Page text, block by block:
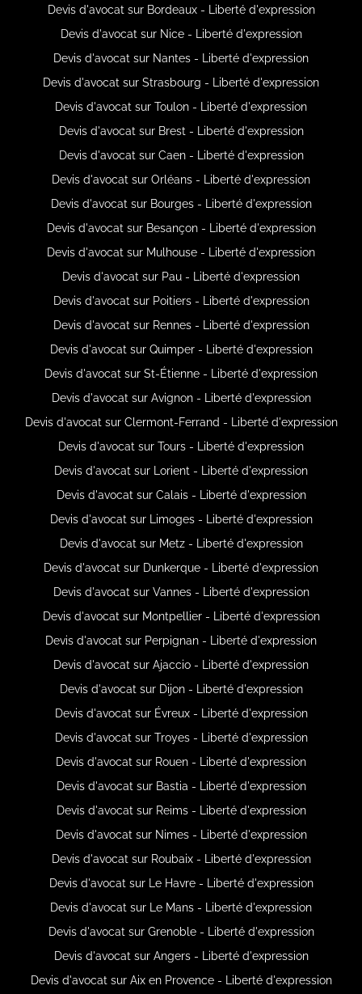
Devis d'avocat sur Bordeaux - Liberté d'expression
Devis d'avocat sur Nice - Liberté d'expression
Devis d'avocat sur Nantes - Liberté d'expression
Devis d'avocat sur Strasbourg - Liberté d'expression
Devis d'avocat sur Toulon - Liberté d'expression
Devis d'avocat sur Brest - Liberté d'expression
Devis d'avocat sur Caen - Liberté d'expression
Devis d'avocat sur Orléans - Liberté d'expression
Devis d'avocat sur Bourges - Liberté d'expression
Devis d'avocat sur Besançon - Liberté d'expression
Devis d'avocat sur Mulhouse - Liberté d'expression
Devis d'avocat sur Pau - Liberté d'expression
Devis d'avocat sur Poitiers - Liberté d'expression
Devis d'avocat sur Rennes - Liberté d'expression
Devis d'avocat sur Quimper - Liberté d'expression
Devis d'avocat sur St-Étienne - Liberté d'expression
Devis d'avocat sur Avignon - Liberté d'expression
Devis d'avocat sur Clermont-Ferrand - Liberté d'expression
Devis d'avocat sur Tours - Liberté d'expression
Devis d'avocat sur Lorient - Liberté d'expression
Devis d'avocat sur Calais - Liberté d'expression
Devis d'avocat sur Limoges - Liberté d'expression
Devis d'avocat sur Metz - Liberté d'expression
Devis d'avocat sur Dunkerque - Liberté d'expression
Devis d'avocat sur Vannes - Liberté d'expression
Devis d'avocat sur Montpellier - Liberté d'expression
Devis d'avocat sur Perpignan - Liberté d'expression
Devis d'avocat sur Ajaccio - Liberté d'expression
Devis d'avocat sur Dijon - Liberté d'expression
Devis d'avocat sur Évreux - Liberté d'expression
Devis d'avocat sur Troyes - Liberté d'expression
Devis d'avocat sur Rouen - Liberté d'expression
Devis d'avocat sur Bastia - Liberté d'expression
Devis d'avocat sur Reims - Liberté d'expression
Devis d'avocat sur Nimes - Liberté d'expression
Devis d'avocat sur Roubaix - Liberté d'expression
Devis d'avocat sur Le Havre - Liberté d'expression
Devis d'avocat sur Le Mans - Liberté d'expression
Devis d'avocat sur Grenoble - Liberté d'expression
Devis d'avocat sur Angers - Liberté d'expression
Devis d'avocat sur Aix en Provence - Liberté d'expression